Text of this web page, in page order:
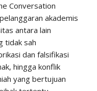
Conversation
akademis
antara lain
tidak sah
dan falsifikasi
hingga konflik
yang bertujuan